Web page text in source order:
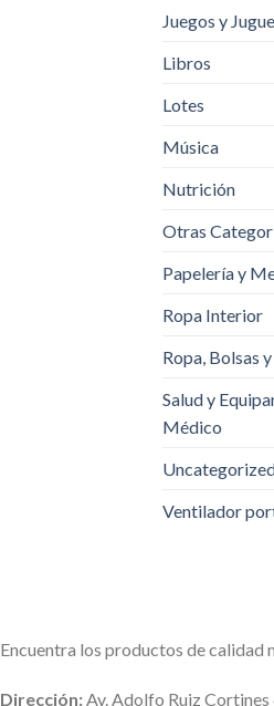
Juegos y
Libros
Lotes
Música
Nutrición
Otras
Papelería y
Ropa Interior
Ropa, Bolsas
Salud y
Médico
Ventilador
Encuentra los productos de calidad
Dirección:Av. Adolfo Ruiz